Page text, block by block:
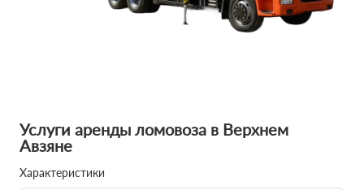
Услуги аренды ломовоза в Верхнем
Авзяне
Характеристики